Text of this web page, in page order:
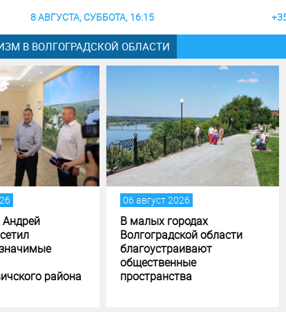
8 АВГУСТА, СУББОТА, 16:15
В ВОЛГОГРАДСКОЙ ОБЛАСТИ
06 август 2026
В малых городах
Волгоградской области
благоустраивают
пространства
05 август 2026
Андрей Бочаров
задачи по
формированию
Волгоградской